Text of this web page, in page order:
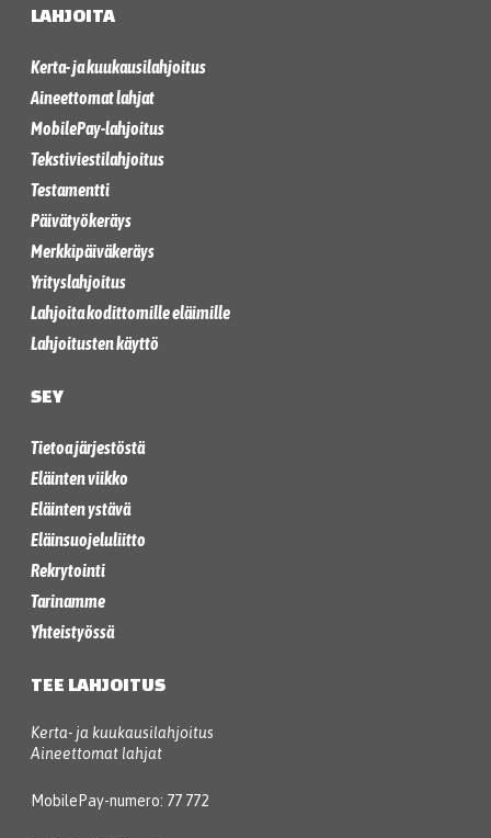
LAHJOITA
Kerta- ja kuukausilahjoitus
Aineettomat lahjat
MobilePay-lahjoitus
Tekstiviestilahjoitus
Testamentti
Päivätyökeräys
Merkkipäiväkeräys
Yrityslahjoitus
Lahjoita kodittomille eläimille
Lahjoitusten käyttö
SEY
Tietoa järjestöstä
Eläinten viikko
Eläinten ystävä
Eläinsuojeluliitto
Rekrytointi
Tarinamme
Yhteistyössä
TEE LAHJOITUS
Kerta- ja kuukausilahjoitus
Aineettomat lahjat
MobilePay-numero: 77 772